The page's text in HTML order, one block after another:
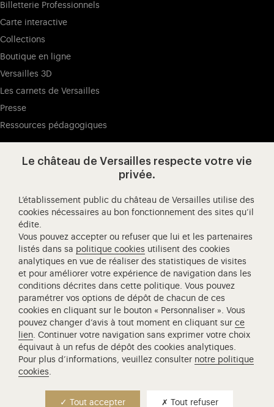
Billetterie Professionnels
Carte interactive
Collections
Boutique en ligne
Versailles 3D
Les carnets de Versailles
Presse
Ressources pédagogiques
Visitez notre Facebook (ouverture
Visitez notre X (ouverture dans un
Visitez notre Instagram
Visitez notre YouTube
Château de Versailles Spectacles
L'Opéra royal de Versailles
Centre de recherche du château de Versailles
Centre de Musique Baroque de Versailles
Réseau des Résidences Royales Européenne
Société des Amis de Versailles
Académie équestre nationale du domaine de Versailles
Campus Versailles
Le château de Versailles respecte votre vie
privée.
L’établissement public du château de Versailles utilise des
cookies nécessaires au bon fonctionnement des sites qu’il
édite.
Vous pouvez accepter ou refuser que lui et les partenaires
listés dans sa politique cookies utilisent des cookies
analytiques en vue de réaliser des statistiques de visites
et pour améliorer votre expérience de navigation dans les
conditions décrites dans cette politique. Vous pouvez
paramétrer vos options de dépôt de chacun de ces
cookies en cliquant sur le bouton « Personnaliser ». Vous
pouvez changer d’avis à tout moment en cliquant surce
lien. Continuer votre navigation sans exprimer votre choix
équivaut à un refus de dépôt des cookies analytiques.
Pour plus d’informations, veuillez consulter notre politique
cookies.
Tout accepter Tout refuser